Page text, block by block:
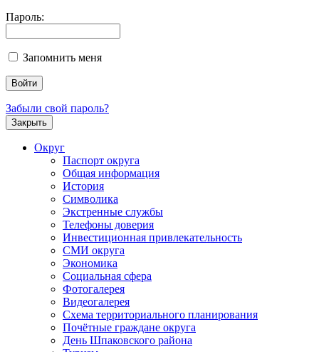
Пароль:
Запомнить меня
Забыли свой пароль?
Закрыть
Округ
Паспорт округа
Общая информация
История
Символика
Экстренные службы
Телефоны доверия
Инвестиционная привлекательность
СМИ округа
Экономика
Социальная сфера
Фотогалерея
Видеогалерея
Схема территориального планирования
Почётные граждане округа
День Шпаковского района